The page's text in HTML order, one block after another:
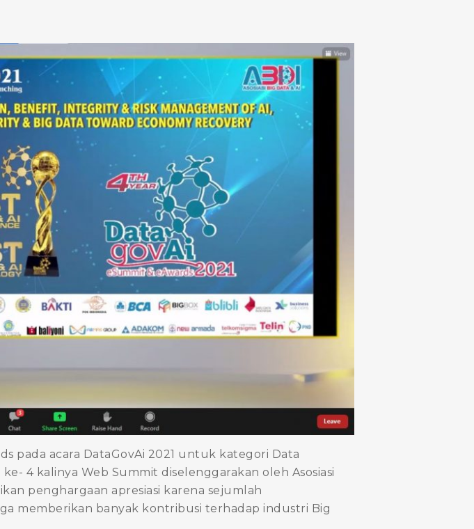
pada acara DataGovAi 2021 untuk kategori Data
4 kalinya Web Summit diselenggarakan oleh Asosiasi
penghargaan apresiasi karena sejumlah
memberikan banyak kontribusi terhadap industri Big